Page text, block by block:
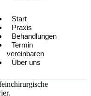
Start
Praxis
Behandlungen
Termin
vereinbaren
Über uns